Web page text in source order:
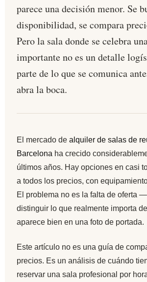
parece una decisión menor. Se
disponibilidad, se compara
Pero la sala donde se celebra
importante no es un detalle
parte de lo que se comunica
abra la boca.
El mercado de alquiler de salas de
Barcelona ha crecido
últimos años. Hay opciones en casi
a todos los precios, con
El problema no es la falta de oferta
distinguir lo que realmente importa
aparece bien en una foto de portada.
Este artículo no es una guía de
precios. Es un análisis de cuándo
reservar una sala profesional por